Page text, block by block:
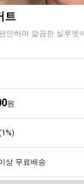
트
안하며 깔끔한 실루엣
원
상 무료배송